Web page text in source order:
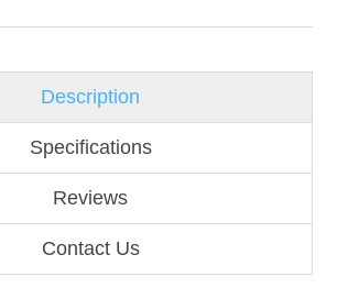
Description
Specifications
Reviews
Contact Us